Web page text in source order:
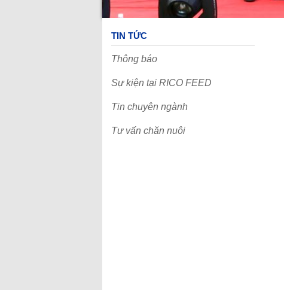
Chính sách nhân sự
Cơ hội nghề nghiệp
Cộng đồng
Truyện ngắn hay
TIN TỨC
Thông báo
Sự kiện tại RICO FEED
Tin chuyên ngành
Tư vấn chăn nuôi